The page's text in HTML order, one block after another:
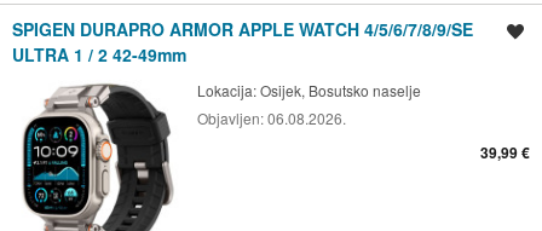
SPIGEN DURAPRO ARMOR APPLE WATCH 4/5/6/7/8/9/SE
ULTRA 1 / 2 42-49mm
Lokacija:Osijek, Bosutsko naselje
Objavljen:06.08.2026.
39,99 €